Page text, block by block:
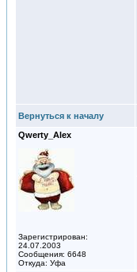
Вернуться к началу
Qwerty_Alex
Зарегистрирован:
24.07.2003
Сообщения: 6648
Откуда: Уфа